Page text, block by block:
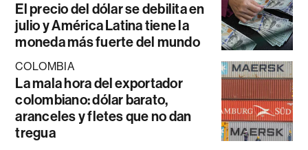
El precio del dólar se debilita en
julio y América Latina tiene la
moneda más fuerte del mundo
COLOMBIA
La mala hora del exportador
colombiano: dólar barato,
aranceles y fletes que no dan
tregua